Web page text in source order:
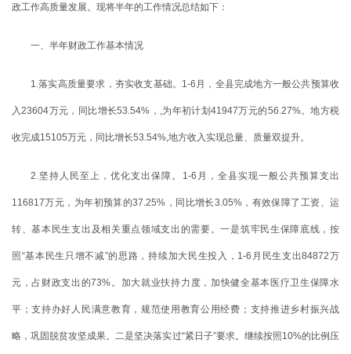
政工作高质量发展。现将半年的工作情况总结如下：
一、半年财政工作基本情况
1.落实高质量要求，夯实收支基础。1-6月，全县完成地方一般公共预算收
入23604万元，同比增长53.54%，,为年初计划41947万元的56.27%。地方税
收完成15105万元，同比增长53.54%,地方收入实现总量、质量双提升。
2.坚持人民至上，优化支出保障。1-6月，全县实现一般公共预算支出
116817万元，为年初预算的37.25%，同比增长3.05%，有效保障了工资、运
转、基本民生支出及相关重点领域支出的需要。一是筑牢民生保障底线，按
照“基本民生只增不减”的思路，持续加大民生投入，1-6月民生支出84872万
元，占财政支出的73%。加大就业扶持力度，加快健全基本医疗卫生保障水
平；支持办好人民满意教育，规范使用教育公用经费；支持推进乡村振兴战
略，巩固脱贫攻坚成果。二是坚决落实过“紧日子”要求。继续按照10%的比例压